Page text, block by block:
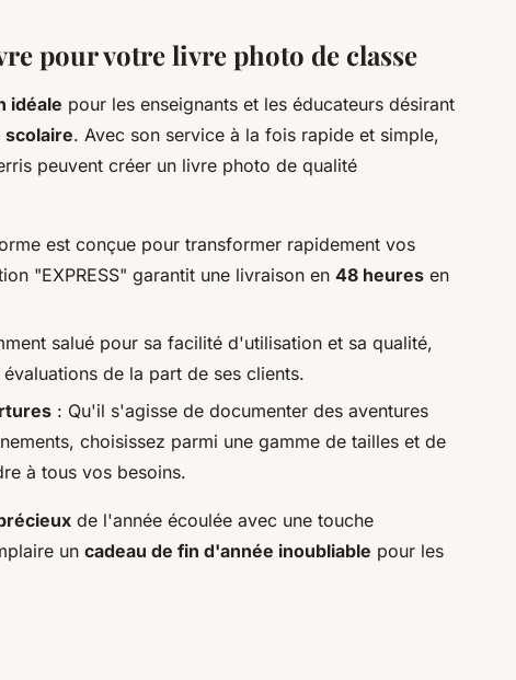
pour votre livre photo de classe
idéale pour les enseignants et les éducateurs désirant
scolaire. Avec son service à la fois rapide et simple,
peuvent créer un livre photo de qualité
est conçue pour transformer rapidement vos
"EXPRESS" garantit une livraison en 48 heures en
salué pour sa facilité d'utilisation et sa qualité,
de la part de ses clients.
: Qu'il s'agisse de documenter des aventures
choisissez parmi une gamme de tailles et de
à tous vos besoins.
de l'année écoulée avec une touche
un cadeau de fin d'année inoubliable pour les